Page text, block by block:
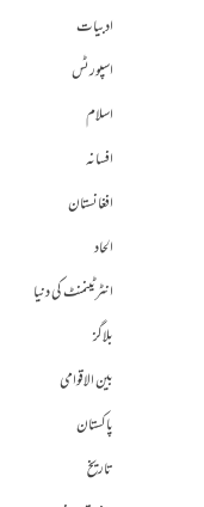
ادبیات
اسپورٹس
اسلام
افسانہ
افغانستان
الحاد
انٹرٹینمنٹ کی دنیا
بلاگز
بین الاقوامی
پاکستان
تاریخ